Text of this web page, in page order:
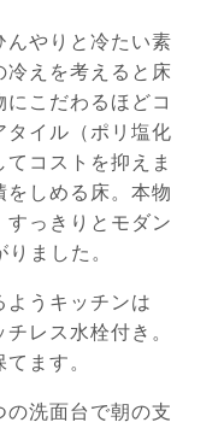
んやりと冷たい素
冷えを考えると床
こだわるほどコ
タイル（ポリ塩化
コストを抑えま
をしめる床。本物
すっきりとモダン
ました。
ようキッチンは
レス水栓付き。
ます。
の洗面台で朝の支